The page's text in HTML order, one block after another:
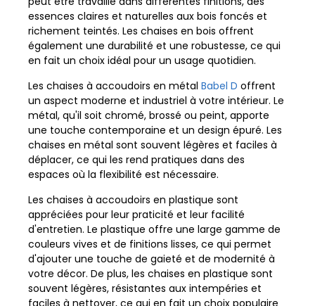
essences claires et naturelles aux bois foncés et
richement teintés. Les chaises en bois offrent
également une durabilité et une robustesse, ce qui
en fait un choix idéal pour un usage quotidien.
Les chaises à accoudoirs en métal Babel D offrent
un aspect moderne et industriel à votre intérieur. Le
métal, qu'il soit chromé, brossé ou peint, apporte
une touche contemporaine et un design épuré. Les
chaises en métal sont souvent légères et faciles à
déplacer, ce qui les rend pratiques dans des
espaces où la flexibilité est nécessaire.
Les chaises à accoudoirs en plastique sont
appréciées pour leur praticité et leur facilité
d'entretien. Le plastique offre une large gamme de
couleurs vives et de finitions lisses, ce qui permet
d'ajouter une touche de gaieté et de modernité à
votre décor. De plus, les chaises en plastique sont
souvent légères, résistantes aux intempéries et